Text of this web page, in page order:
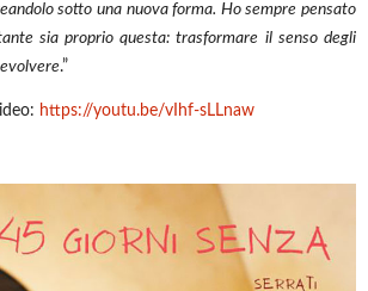
sotto una nuova forma. Ho sempre pensato
sia proprio questa: trasformare il senso degli
.”
https://youtu.be/vIhf-sLLnaw